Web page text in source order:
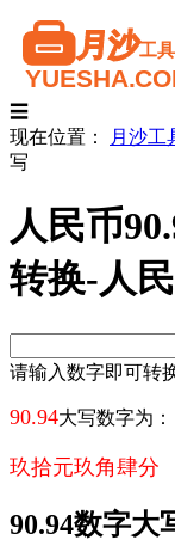
☰
现在位置：
月沙工
写
人民币
转换-人
请输入数字即可转
90.94大写数字为：
玖拾元玖角肆分
90.94数字大